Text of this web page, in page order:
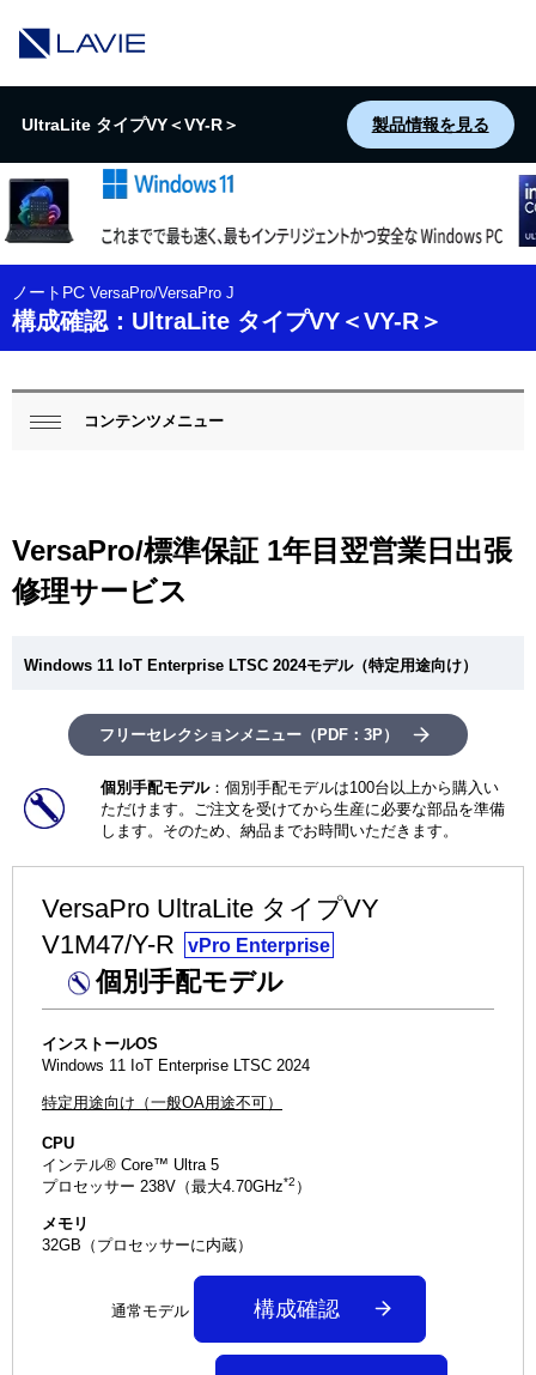
UltraLite タイプVY＜VY-R＞ 製品情報を見る
構成確認：UltraLite タイプVY＜VY-R＞
ノートPC VersaPro/VersaPro J
ー
ョ
コンテンツメニュー
VersaPro/標準保証 1年目翌営業日出張
修理サービス
Windows 11 IoT Enterprise LTSC 2024モデル（特定用途向け）
フリーセレクションメニュー（PDF：3P）
個別手配モデル：個別手配モデルは100台以上から購入い
ただけます。ご注文を受けてから生産に必要な部品を準備
します。そのため、納品までお時間いただきます。
VersaPro UltraLite タイプVY
V1M47/Y-R
vPro Enterprise
個別手配モデル
インストールOS
Windows 11 IoT Enterprise LTSC 2024
特定用途向け（一般OA用途不可）
CPU
インテル® Core™ Ultra 5
プロセッサー 238V（最大4.70GHz*2 ）
メモリ
32GB（プロセッサーに内蔵）
通常モデル 構成確認